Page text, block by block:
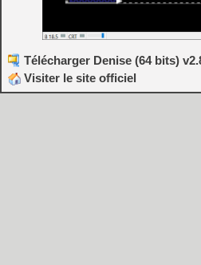
Télécharger Denise (64 bits)
Visiter le site officiel